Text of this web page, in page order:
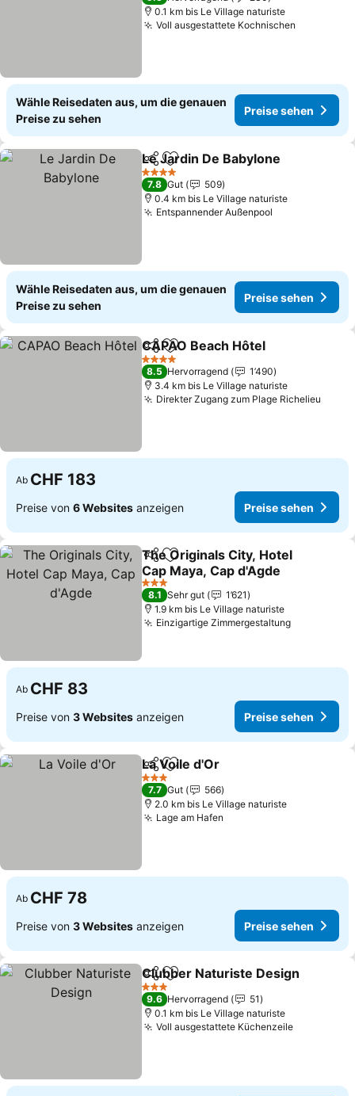
0.1 km bis Le Village naturiste
Voll ausgestattete Kochnischen
Wähle Reisedaten aus, um die genauen
Preise zu sehen
Preise sehen
TeilenZu Favoriten hinzufügen
Le Jardin De Babylone
4 Sterne
7.8 Gut
509
0.4 km bis Le Village naturiste
Entspannender Außenpool
Wähle Reisedaten aus, um die genauen
Preise zu sehen
Preise sehen
TeilenZu Favoriten hinzufügen
CAPAO Beach Hôtel
4 Sterne
8.5 Hervorragend
1’490
3.4 km bis Le Village naturiste
Direkter Zugang zum Plage Richelieu
Ab CHF 183
Preise von 6 Websites anzeigen Preise sehen
TeilenZu Favoriten hinzufügen
The Originals City, Hotel
Cap Maya, Cap d'Agde
3 Sterne
8.1 Sehr gut
1’621
1.9 km bis Le Village naturiste
Einzigartige Zimmergestaltung
Ab CHF 83
Preise von 3 Websites anzeigen Preise sehen
TeilenZu Favoriten hinzufügen
La Voile d'Or
3 Sterne
7.7 Gut
566
2.0 km bis Le Village naturiste
Lage am Hafen
Ab CHF 78
Preise von 3 Websites anzeigen Preise sehen
TeilenZu Favoriten hinzufügen
Clubber Naturiste Design
3 Sterne
9.6 Hervorragend
51
0.1 km bis Le Village naturiste
Voll ausgestattete Küchenzeile